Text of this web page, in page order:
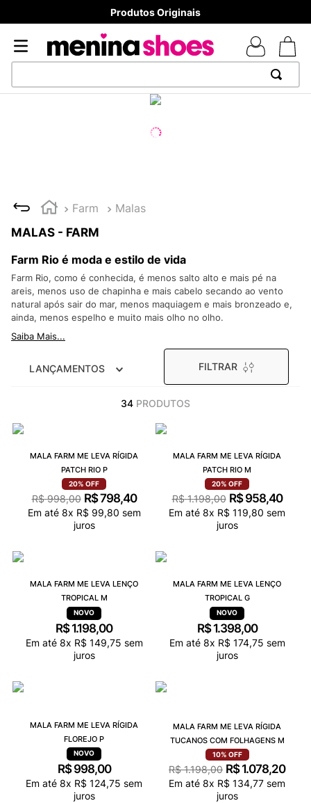
Produtos Originais
Farm
Malas
MALAS - FARM
Farm Rio é moda e estilo de vida
Farm Rio, como é conhecida, é menos salto alto e mais pé na
areis, menos uso de chapinha e mais cabelo secando ao vento
natural após sair do mar, menos maquiagem e mais bronzeado e,
ainda, menos espelho e muito mais olho no olho.
Saiba Mais...
LANÇAMENTOS FILTRAR
34 PRODUTOS
MALA FARM ME LEVA RÍGIDA
PATCH RIO P
20% OFF
R$ 998,00 R$798,40
Em até 8x R$ 99,80 sem
juros
MALA FARM ME LEVA RÍGIDA
PATCH RIO M
20% OFF
R$ 1.198,00 R$ 958,40
Em até 8x R$ 119,80 sem
juros
MALA FARM ME LEVA LENÇO
TROPICAL M
R$ 1.198,00
Em até 8x R$ 149,75 sem
juros
MALA FARM ME LEVA LENÇO
TROPICAL G
R$ 1.398,00
Em até 8x R$ 174,75 sem
juros
MALA FARM ME LEVA RÍGIDA
FLOREJO P
R$ 998,00
Em até 8x R$ 124,75 sem
juros
MALA FARM ME LEVA RÍGIDA
TUCANOS COM FOLHAGENS M
10% OFF
R$ 1.198,00 R$ 1.078,20
Em até 8x R$ 134,77 sem
juros
8º
VANS TÊNIS VANS ULTRARANGE
9º
NEW 530
10º VEJA COUNTRY